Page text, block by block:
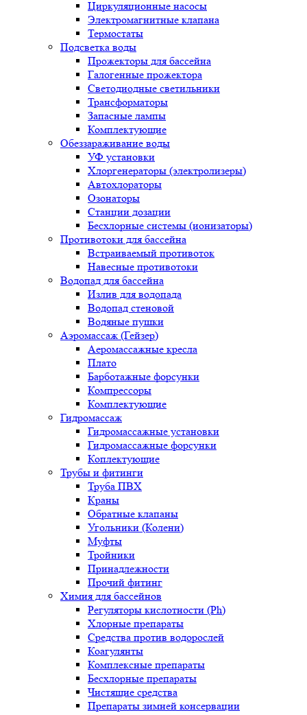
Циркуляционные насосы
Электромагнитные клапана
Термостаты
Подсветка воды
Прожекторы для бассейна
Галогенные прожектора
Светодиодные светильники
Трансформаторы
Запасные лампы
Комплектующие
Обеззараживание воды
УФ установки
Хлоргенераторы (электролизеры)
Автохлораторы
Озонаторы
Станции дозации
Бесхлорные системы (ионизаторы)
Противотоки для бассейна
Встраиваемый противоток
Навесные противотоки
Водопад для бассейна
Излив для водопада
Водопад стеновой
Водяные пушки
Аэромассаж (Гейзер)
Аеромассажные кресла
Плато
Барботажные форсунки
Компрессоры
Комплектующие
Гидромассаж
Гидромассажные установки
Гидромассажные форсунки
Коплектующие
Трубы и фитинги
Труба ПВХ
Краны
Обратные клапаны
Угольники (Колени)
Муфты
Тройники
Принадлежности
Прочий фитинг
Химия для бассейнов
Регуляторы кислотности (Ph)
Хлорные препараты
Средства против водорослей
Коагулянты
Комплексные препараты
Бесхлорные препараты
Чистящие средства
Препараты зимней консервации